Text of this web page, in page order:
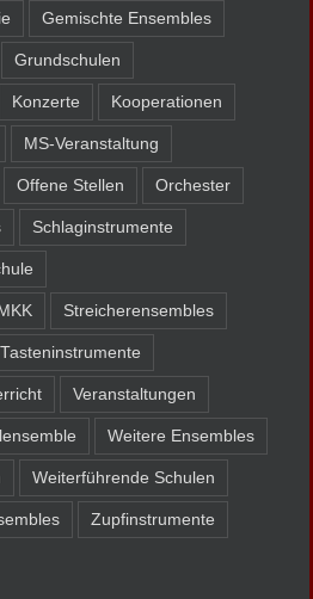
Gemischte Ensembles
Grundschulen
Konzerte Kooperationen
MS-Veranstaltung
Offene Stellen Orchester
Schlaginstrumente
Streicherensembles
Tasteninstrumente
Veranstaltungen
Weitere Ensembles
Weiterführende Schulen
Zupfinstrumente